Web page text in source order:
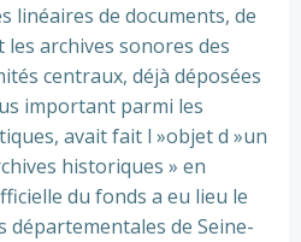
linéaires de documents, de
archives sonores des
centraux, déjà déposées
important parmi les
avait fait l »objet d »un
historiques » en
du fonds a eu lieu le
départementales de Seine-